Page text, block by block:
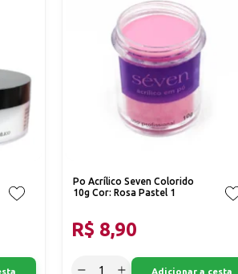
Po Acrílico Seven Colorido
10g Cor: Rosa Pastel 1
R$ 8,90
Adicionar a cesta